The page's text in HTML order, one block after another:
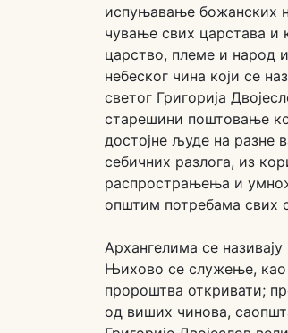
испуњавање божанских
чување свих царстава и
царство, племе и народ
небеског чина који се
светог Григорија
старешини поштовање
достојне људе на разне
себичних разлога, из
распрострањења и
општим потребама свих
Архангелима се
Њихово се служење, као
пророштва откривати;
од виших чинова,